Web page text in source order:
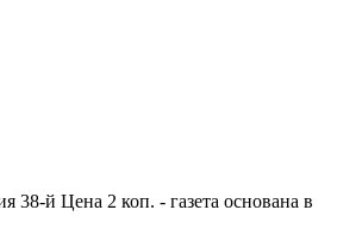
38-й Цена 2 коп. - газета основана в